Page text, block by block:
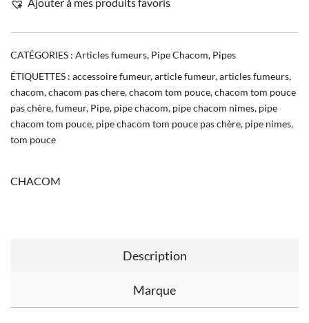
Ajouter à mes produits favoris
CATÉGORIES : Articles fumeurs, Pipe Chacom, Pipes
ÉTIQUETTES : accessoire fumeur,article fumeur,articles fumeurs,
chacom,chacom pas chere,chacom tom pouce,chacom tom pouce
pas chère,fumeur, Pipe, pipe chacom, pipe chacom nimes, pipe
chacom tom pouce, pipe chacom tom pouce pas chère, pipe nimes,
tom pouce
CHACOM
Description
Marque